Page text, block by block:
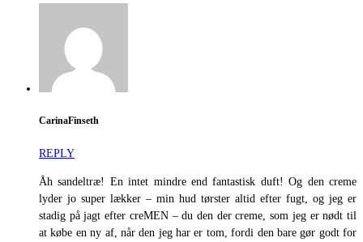
CarinaFinseth
REPLY
Åh sandeltræ! En intet mindre end fantastisk duft! Og den creme
lyder jo super lækker – min hud tørster altid efter fugt, og jeg er
stadig på jagt efter creMEN – du den der creme, som jeg er nødt til
at købe en ny af, når den jeg har er tom, fordi den bare gør godt for